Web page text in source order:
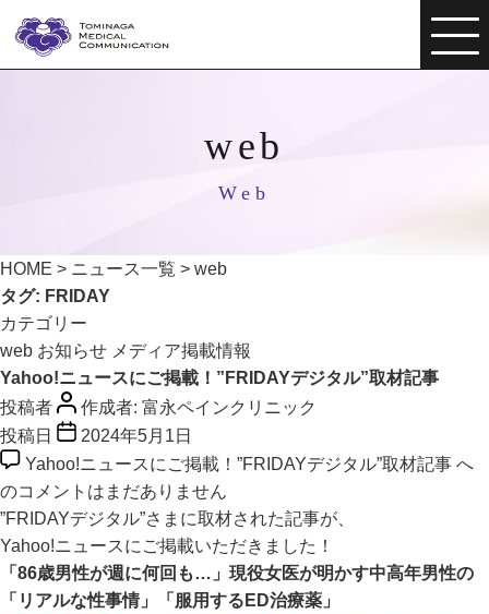
web
Web
HOME > ニュース一覧 > web
タグ: FRIDAY
カテゴリー
web お知らせ メディア掲載情報
Yahoo!ニュースにご掲載！”FRIDAYデジタル”取材記事
投稿者
作成者: 富永ペインクリニック
投稿日
2024年5月1日
Yahoo!ニュースにご掲載！”FRIDAYデジタル”取材記事 へ
のコメントはまだありません
”FRIDAYデジタル”さまに取材された記事が、
Yahoo!ニュースにご掲載いただきました！
「86歳男性が週に何回も…」現役女医が明かす中高年男性の
「リアルな性事情」「服用するED治療薬」